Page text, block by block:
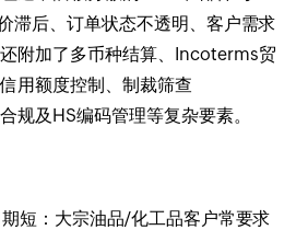
滞后、订单状态不透明、客户需求
附加了多币种结算、Incoterms贸
用额度控制、制裁筛查
规及HS编码管理等复杂要素。
短：大宗油品/化工品客户常要求